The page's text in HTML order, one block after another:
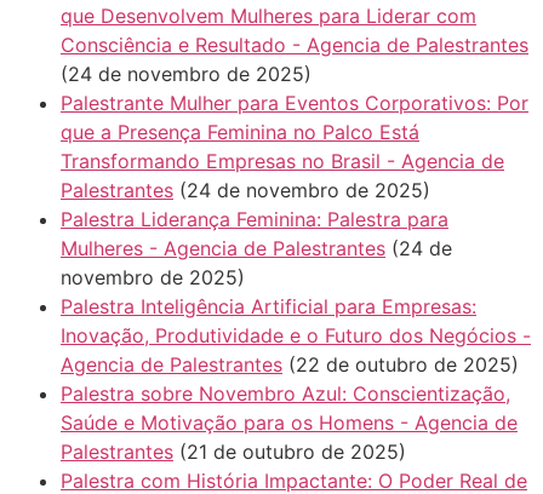
que Desenvolvem Mulheres para Liderar com
Consciência e Resultado - Agencia de Palestrantes
(24 de novembro de 2025)
Palestrante Mulher para Eventos Corporativos: Por
que a Presença Feminina no Palco Está
Transformando Empresas no Brasil - Agencia de
Palestrantes (24 de novembro de 2025)
Palestra Liderança Feminina: Palestra para
Mulheres - Agencia de Palestrantes (24 de
novembro de 2025)
Palestra Inteligência Artificial para Empresas:
Inovação, Produtividade e o Futuro dos Negócios -
Agencia de Palestrantes (22 de outubro de 2025)
Palestra sobre Novembro Azul: Conscientização,
Saúde e Motivação para os Homens - Agencia de
Palestrantes (21 de outubro de 2025)
Palestra com História Impactante: O Poder Real de